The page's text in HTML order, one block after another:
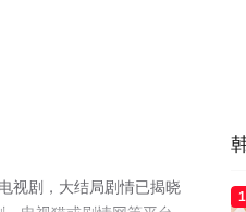
视剧，大结局剧情已揭晓
1